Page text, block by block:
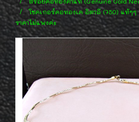
โชคเกอร์คอทองเค อิตาลี (750) แท้ๆ
ราคาไม่แพงค่ะ